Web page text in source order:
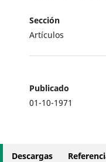
Sección
Artículos
Publicado
01-10-1971
Descargas